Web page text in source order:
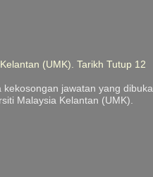
(UMK). Tarikh Tutup 12
jawatan yang dibuka
Malaysia Kelantan (UMK).